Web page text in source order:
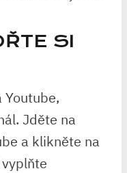
SI
Jděte na
a klikněte na